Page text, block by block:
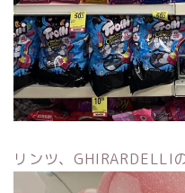
リンツ、GHIRARDELLI